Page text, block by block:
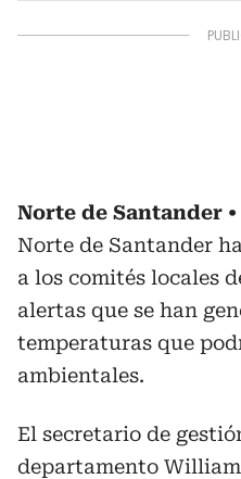
Norte de Santander
Norte de Santander
a los comités locales
alertas que se han
temperaturas que
ambientales.
El secretario de
departamento